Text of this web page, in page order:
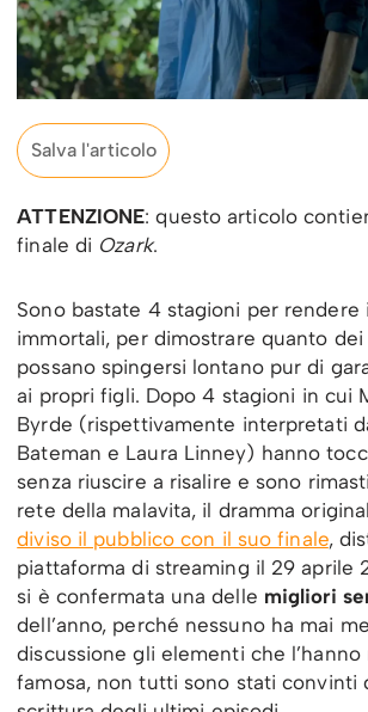
Salva l'articolo
ATTENZIONE: questo articolo
finale di Ozark.
Sono bastate 4 stagioni per rendere
immortali, per dimostrare quanto
possano spingersi lontano pur di
ai propri figli. Dopo 4 stagioni in cui
Byrde (rispettivamente interpretati
Bateman e Laura Linney) hanno
senza riuscire a risalire e sono
rete della malavita, il dramma
diviso il pubblico con il suo finale,
piattaforma di streaming il 29 aprile
si è confermata una delle migliori
dell’anno, perché nessuno ha mai
discussione gli elementi che l’hanno
famosa, non tutti sono stati convinti